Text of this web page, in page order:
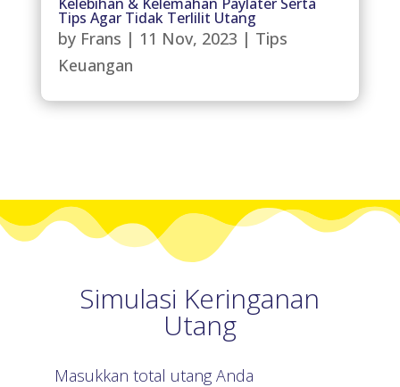
Tips Agar Tidak Terlilit Utang
by Frans | 11 Nov, 2023 | Tips
Keuangan
Simulasi Keringanan
Utang
Masukkan total utang Anda